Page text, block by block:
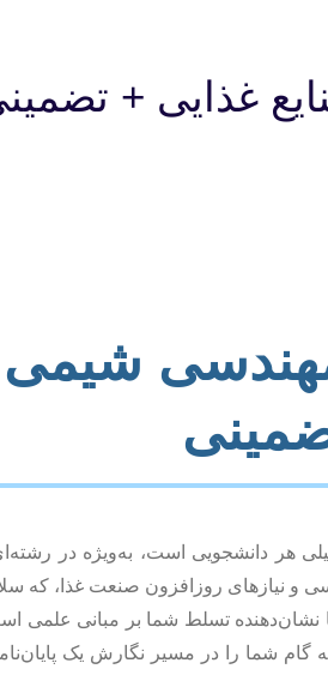
غذایی +
شیمی
هر دانشجویی است، به‌ویژه در
و نیازهای روزافزون صنعت غذا، که
نشان‌دهنده تسلط شما بر مبانی علمی
گام شما را در مسیر نگارش یک